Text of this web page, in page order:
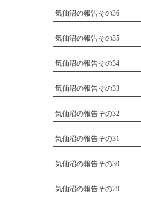
気仙沼の報告その36
気仙沼の報告その35
気仙沼の報告その34
気仙沼の報告その33
気仙沼の報告その32
気仙沼の報告その31
気仙沼の報告その30
気仙沼の報告その29